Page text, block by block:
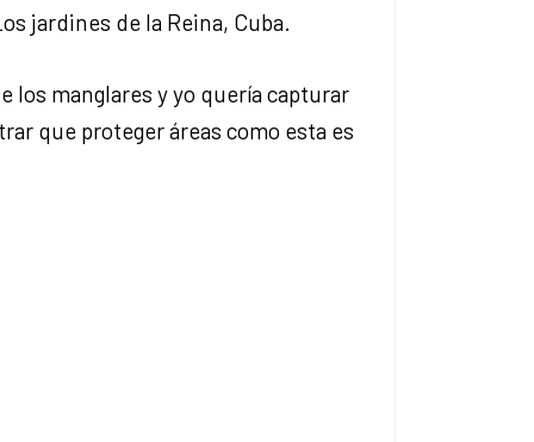
jardines de la Reina, Cuba.
los manglares y yo quería capturar
que proteger áreas como esta es